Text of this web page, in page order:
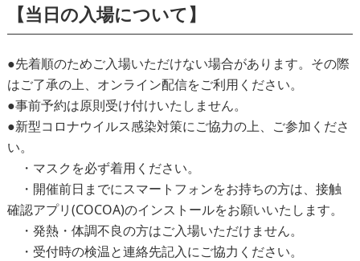
【当日の入場について】
●先着順のためご入場いただけない場合があります。その際
はご了承の上、オンライン配信をご利用ください。
●事前予約は原則受け付けいたしません。
●新型コロナウイルス感染対策にご協力の上、ご参加くださ
い。
・マスクを必ず着用ください。
・開催前日までにスマートフォンをお持ちの方は、接触
確認アプリ(COCOA)のインストールをお願いいたします。
・発熱・体調不良の方はご入場いただけません。
・受付時の検温と連絡先記入にご協力ください。